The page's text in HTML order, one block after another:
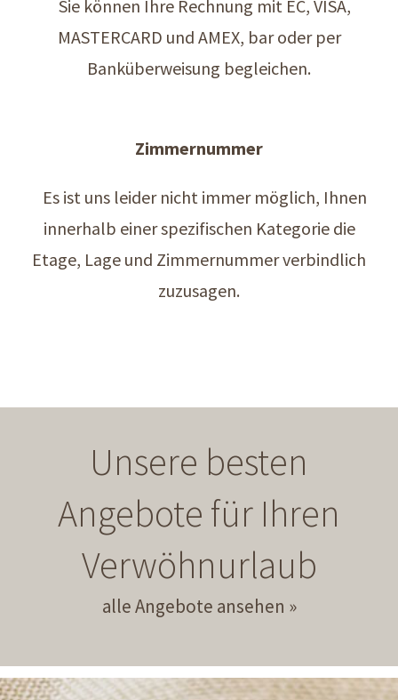
Sie können Ihre Rechnung mit EC, VISA,
MASTERCARD und AMEX, bar oder per
Banküberweisung begleichen.
Zimmernummer
Es ist uns leider nicht immer möglich, Ihnen
innerhalb einer spezifischen Kategorie die
Etage, Lage und Zimmernummer verbindlich
zuzusagen.
Unsere besten
Angebote für Ihren
Verwöhnurlaub
alle Angebote ansehen